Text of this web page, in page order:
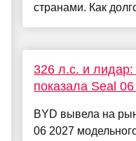
странами. Как
326 л.с. и лидар:
показала Seal
BYD вывела на
06 2027